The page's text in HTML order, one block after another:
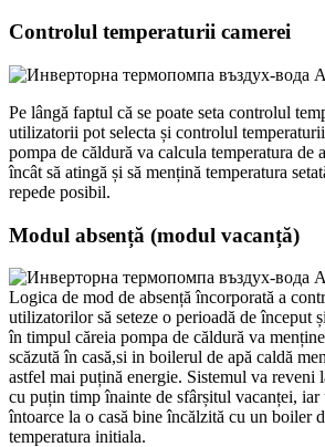
Controlul temperaturii camerei
Pe lângă faptul că se poate seta controlul
utilizatorii pot selecta și controlul
pompa de căldură va calcula temperatura de
încât să atingă și să mențină temperatura
repede posibil.
Modul absență (modul vacanță)
Logica de mod de absență încorporată a
utilizatorilor să seteze o perioadă de început
în timpul căreia pompa de căldură va
scăzută în casă,si in boilerul de apă caldă
astfel mai puțină energie. Sistemul va reveni
cu puțin timp înainte de sfârșitul vacanței,
întoarce la o casă bine încălzită cu un boiler
temperatura initiala.